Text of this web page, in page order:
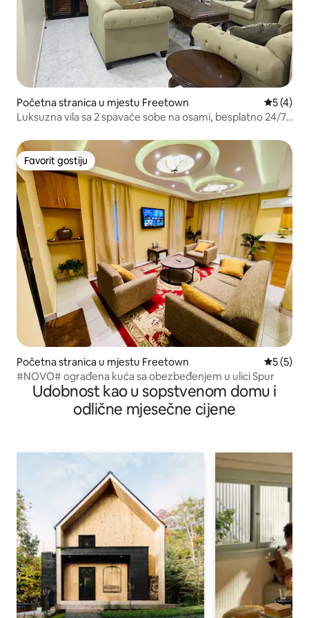
Početna stranica u mjestu Freetown
5 (4)
Luksuzna vila sa 2 spavaće sobe na osami, besplatno 24/7,
Favorit gostiju
Favorit gostiju
Početna stranica u mjestu Freetown
5 (5)
#NOVO# ograđena kuća sa obezbeđenjem u ulici Spur
Udobnost kao u sopstvenom domu i
odlične mjesečne cijene